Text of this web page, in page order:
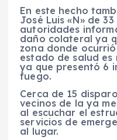
En este hecho
José Luis «N» de
autoridades
daño colateral ya
zona donde
estado de salud
ya que presentó 6
fuego.
Cerca de 15
vecinos de la ya
al escuchar el
servicios de
al lugar.